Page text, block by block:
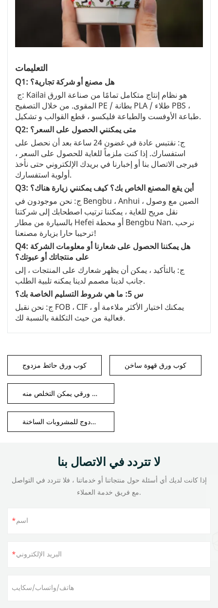
التعليمات
Q1: هل مصنع أو شركة تجارية؟
المقوى. من خلال التصفيح PE / بطانة PLA / طلاء PBS ،
طباعة الأوفست والطباعة فليكسو ، قطع القوالب و تشكيل.
ج: نقتبس عادة في غضون 24 ساعة بعد أن نحصل على
استفسارك. إذا كنت ملزماً للغاية للحصول على السعر ،
فيرجى الاتصال بنا أو إخبارنا في بريدك الإلكتروني حتى نأخذ
أولوية استفسارك.
Q3: أين يقع المصنع الخاص بك؟ كيف يمكنني زيارة هناك؟
ج: نحن موجودون في Bengbu ، Anhui ، الصين مع وصول
نقل مريح للغاية ، يمكننا ترتيب اصطحابك إلى شركتنا
بالسيارة من مطار Hefei أو محطة Bengbu Nan. نرحب
ترحيبا حارا بزيارة مصنعنا!
Q4: هل يمكننا الحصول على شعارنا أو معلومات الشركة
ج: بالتأكيد ، يمكن أن يظهر شعارك على المنتجات ، إلى
جانب لدينا مصمم لدينا يمكنه تلبية الطلب.
ج: نحن نقبل FOB ، CIF ، يمكنك اختيار الأكثر ملاءمة أو
فعالية من حيث التكلفة بالنسبة لك.
كوب ورق حائط مزدوج كوب ورق قهوة ساخن
كوب ورقي يمكن التخلص منه
كوب ورق حائط مزدوج للمشروبات الساخنة
لا تتردد في الاتصال بنا
إذا كانت لديك أي أسئلة حول منتجاتنا أو خدماتنا ، فلا تتردد في التواصل
مع فريق خدمة العملاء.
اسم
البريد الإلكتروني
هاتف/واتساب/سكايب